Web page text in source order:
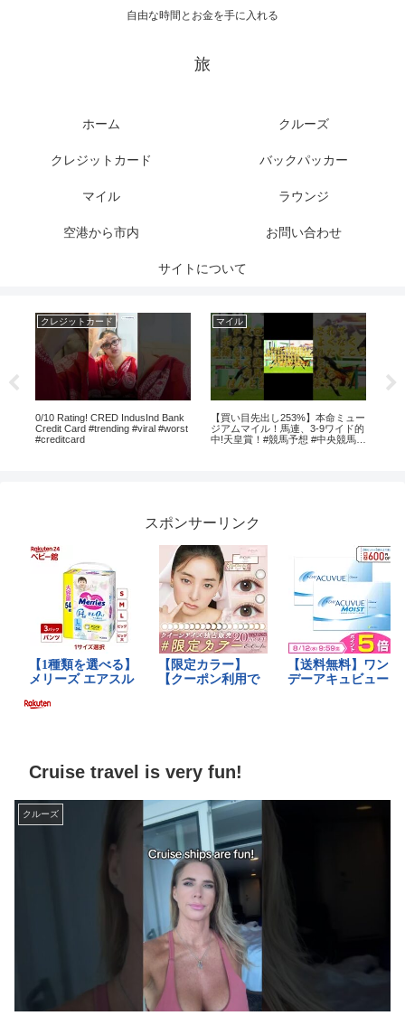
自由な時間とお金を手に入れる
旅
ホーム クルーズ
クレジットカード バックパッカー
マイル ラウンジ
空港から市内 お問い合わせ
サイトについて
クレジットカード
0/10 Rating! CRED IndusInd Bank
Credit Card #trending #viral #worst
#creditcard
マイル
【買い目先出し253%】本命ミュー
ジアムマイル！馬連、3-9ワイド的
中!天皇賞！#競馬予想 #中央競馬予
スポンサーリンク
Cruise travel is very fun!
クルーズ